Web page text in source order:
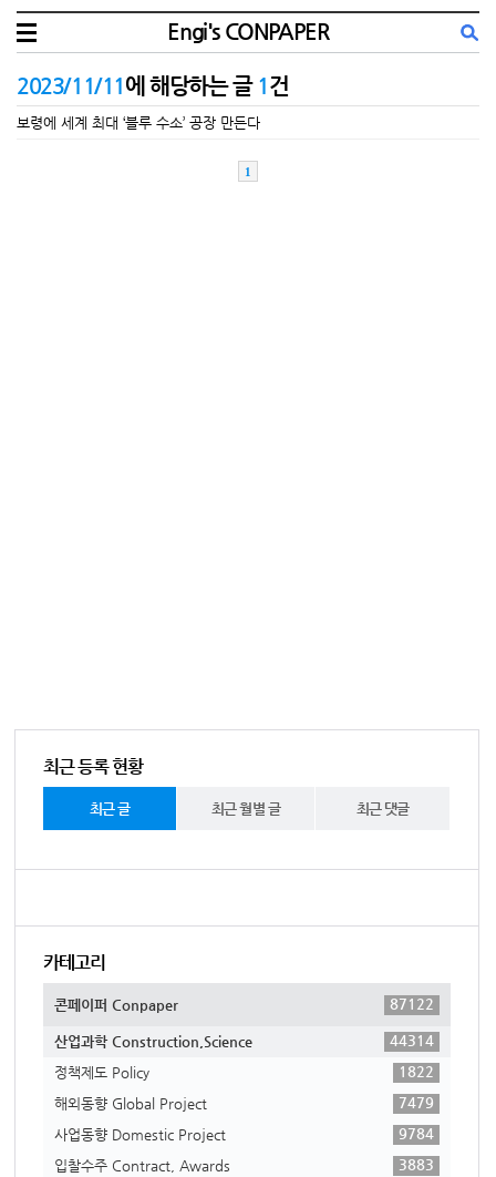
Engi's CONPAPER
2023/11/11에 해당하는 글 1건
보령에 세계 최대 ‘블루 수소’ 공장 만든다
1
최근 등록 현황
최근 글 최근 월별 글 최근 댓글
카테고리
콘페이퍼 Conpaper 87122
산업과학 Construction,Science
44314
정책제도 Policy
1822
해외동향 Global Project
7479
사업동향 Domestic Project
9784
입찰수주 Contract, Awards
3883